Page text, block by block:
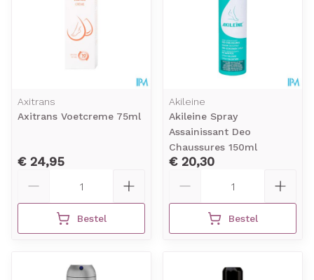
Axitrans
Axitrans Voetcreme 75ml
€ 24,95
Bestel
Akileine
Akileine Spray
Assainissant Deo
Chaussures 150ml
€ 20,30
Bestel